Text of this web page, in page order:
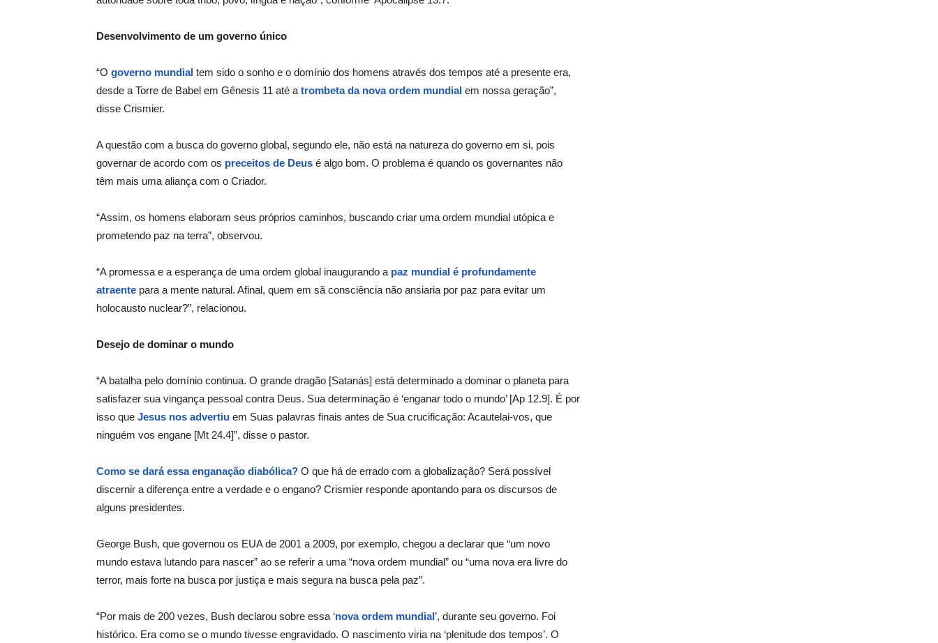
Desenvolvimento de um governo único
“O governo mundial tem sido o sonho e o domínio dos homens através dos tempos até a presente era,
desde a Torre de Babel em Gênesis 11 até a trombeta da nova ordem mundial em nossa geração”,
disse Crismier.
A questão com a busca do governo global, segundo ele, não está na natureza do governo em si, pois
governar de acordo com os preceitos de Deus é algo bom. O problema é quando os governantes não
têm mais uma aliança com o Criador.
“Assim, os homens elaboram seus próprios caminhos, buscando criar uma ordem mundial utópica e
prometendo paz na terra”, observou.
“A promessa e a esperança de uma ordem global inaugurando a paz mundial é profundamente
atraente para a mente natural. Afinal, quem em sã consciência não ansiaria por paz para evitar um
holocausto nuclear?”, relacionou.
Desejo de dominar o mundo
“A batalha pelo domínio continua. O grande dragão [Satanás] está determinado a dominar o planeta para
satisfazer sua vingança pessoal contra Deus. Sua determinação é ‘enganar todo o mundo’ [Ap 12.9]. É por
isso que Jesus nos advertiu em Suas palavras finais antes de Sua crucificação: Acautelai-vos, que
ninguém vos engane [Mt 24.4]”, disse o pastor.
Como se dará essa enganação diabólica? O que há de errado com a globalização? Será possível
discernir a diferença entre a verdade e o engano? Crismier responde apontando para os discursos de
alguns presidentes.
George Bush, que governou os EUA de 2001 a 2009, por exemplo, chegou a declarar que “um novo
mundo estava lutando para nascer” ao se referir a uma “nova ordem mundial” ou “uma nova era livre do
terror, mais forte na busca por justiça e mais segura na busca pela paz”.
“Por mais de 200 vezes, Bush declarou sobre essa ‘nova ordem mundial’, durante seu governo. Foi
histórico. Era como se o mundo tivesse engravidado. O nascimento viria na ‘plenitude dos tempos’. O